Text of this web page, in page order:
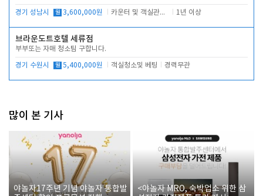
경기 성남시 월 3,600,000원 카운터 및 객실관리 전반 1년 이상
브라운도트호텔 세류점
부부또는 자매 청소팀 구합니다.
경기 수원시 월 5,400,000원 객실청소및 베팅 경력무관
많이 본 기사
야놀자17주년 기념 야놀자 통합발
<야놀자 MRO, 숙박업소 위한 삼